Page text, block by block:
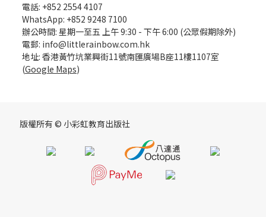
電話: +852 2554 4107
WhatsApp: +852 9248 7100
辦公時間: 星期一至五 上午 9:30 - 下午 6:00 (公眾假期除外)
電郵: info@littlerainbow.com.hk
地址: 香港黃竹坑業興街11號南匯廣場B座11樓1107室
(Google Maps)
版權所有 © 小彩虹教育出版社